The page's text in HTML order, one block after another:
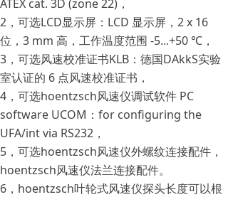
ATEX cat. 3D (zone 22)，
2，可选LCD显示屏：LCD 显示屏，2 x 16
位，3 mm 高，工作温度范围 -5...+50 ℃，
3，可选风速校准证书KLB：德国DAkkS实验
室认证的 6 点风速校准证书，
4，可选hoentzsch风速仪调试软件 PC
software UCOM：for configuring the
UFA/int via RS232，
5，可选hoentzsch风速仪外螺纹连接配件，
hoentzsch风速仪法兰连接配件。
6，hoentzsch叶轮式风速仪探头长度可以根